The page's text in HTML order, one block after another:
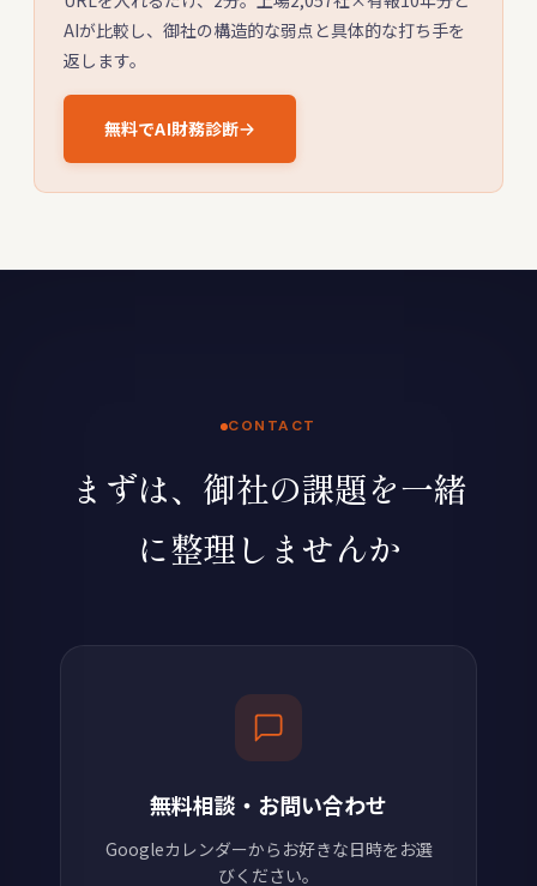
AIが比較し、御社の構造的な弱点と具体的な打ち手を
返します。
無料でAI財務診断
CONTACT
まずは、御社の課題を一緒
に整理しませんか
無料相談・お問い合わせ
Googleカレンダーからお好きな日時をお選
びください。